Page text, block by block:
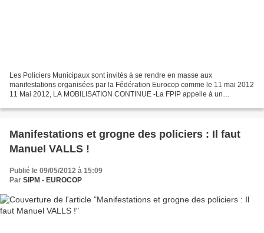
Les Policiers Municipaux sont invités à se rendre en masse aux
manifestations organisées par la Fédération Eurocop comme le 11 mai 2012
11 Mai 2012, LA MOBILISATION CONTINUE -La FPIP appelle à un
Manifestations et grogne des policiers : Il faut
Manuel VALLS !
Publié le 09/05/2012 à 15:09
Par SIPM - EUROCOP